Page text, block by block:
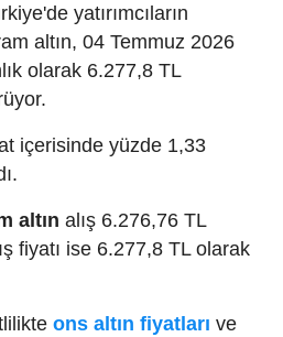
yatırımcıların
altın, 04 Temmuz 2026
olarak 6.277,8 TL
içerisinde yüzde 1,33
altın alış 6.276,76 TL
fiyatı ise 6.277,8 TL olarak
ons altın fiyatları ve